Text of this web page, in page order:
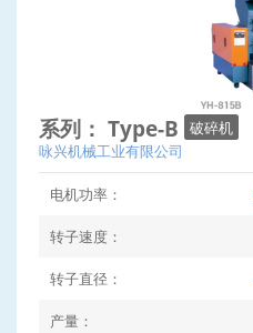
系列： Type-B
破碎机
咏兴机械工业有限公司
电机功率：
转子速度：
转子直径：
产量：